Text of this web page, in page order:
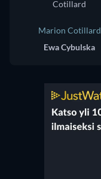
Marion Cotillard
Ewa Cybulska